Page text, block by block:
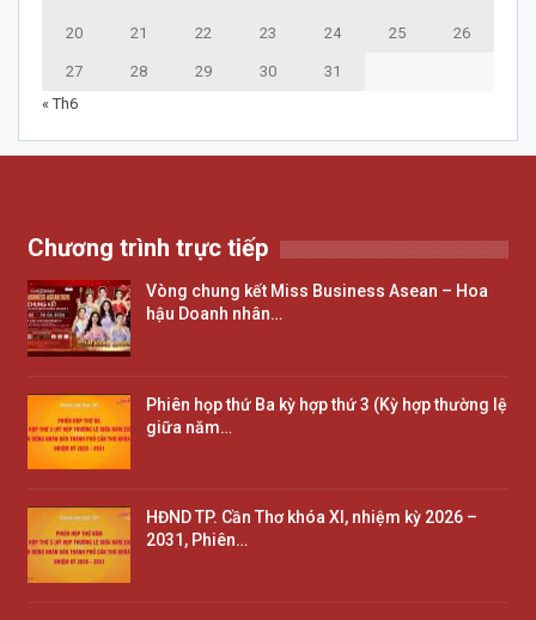
20 21 22 23 24 25 26
27 28 29 30
31
« Th6
Chương trình trực tiếp
Vòng chung kết Miss Business Asean – Hoa
hậu Doanh nhân…
Phiên họp thứ Ba kỳ hợp thứ 3 (Kỳ hợp thường lệ
giữa năm…
HĐND TP. Cần Thơ khóa XI, nhiệm kỳ 2026 –
2031, Phiên…